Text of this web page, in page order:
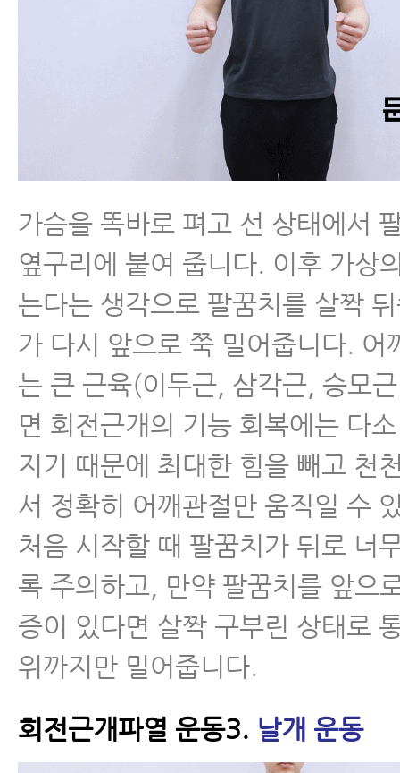
가슴을 똑바로 펴고 선 상태에서
옆구리에 붙여 줍니다. 이후 가상
는다는 생각으로 팔꿈치를 살짝
가 다시 앞으로 쭉 밀어줍니다. 어
는 큰 근육(이두근, 삼각근, 승모
면 회전근개의 기능 회복에는 다
지기 때문에 최대한 힘을 빼고 천
서 정확히 어깨관절만 움직일 수
처음 시작할 때 팔꿈치가 뒤로 너
록 주의하고, 만약 팔꿈치를 앞으
증이 있다면 살짝 구부린 상태로
위까지만 밀어줍니다.
회전근개파열 운동3. 날개 운동